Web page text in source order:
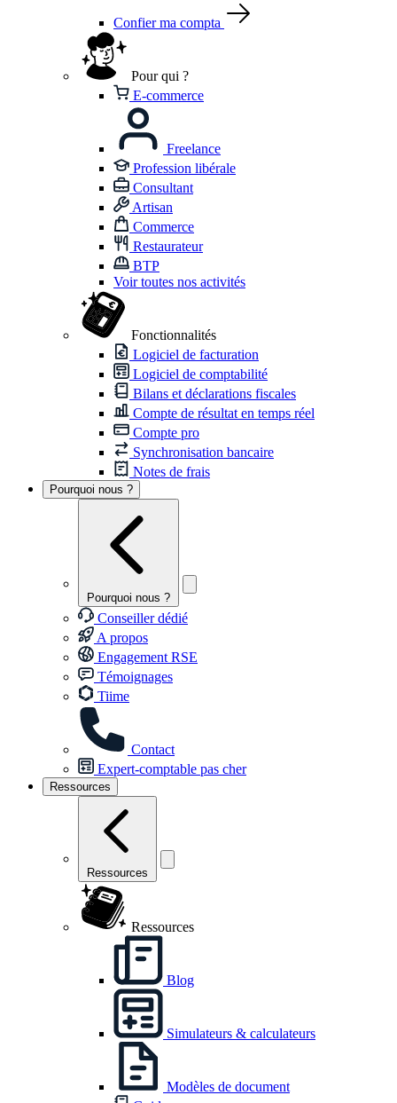
Confier ma compta
Pour qui ?
E-commerce
Freelance
Profession libérale
Consultant
Artisan
Commerce
Restaurateur
BTP
Voir toutes nos activités
Fonctionnalités
Logiciel de facturation
Logiciel de comptabilité
Bilans et déclarations fiscales
Compte de résultat en temps réel
Compte pro
Synchronisation bancaire
Notes de frais
Pourquoi nous ?
Pourquoi nous ?
Conseiller dédié
A propos
Engagement RSE
Témoignages
Tiime
Contact
Expert-comptable pas cher
Ressources
Ressources
Ressources
Blog
Simulateurs & calculateurs
Modèles de document